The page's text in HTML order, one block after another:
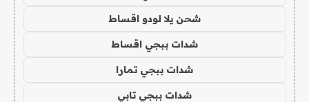
شحن يلا لودو اقساط
شدات ببجي اقساط
شدات ببجي تمارا
شدات ببجي تابي